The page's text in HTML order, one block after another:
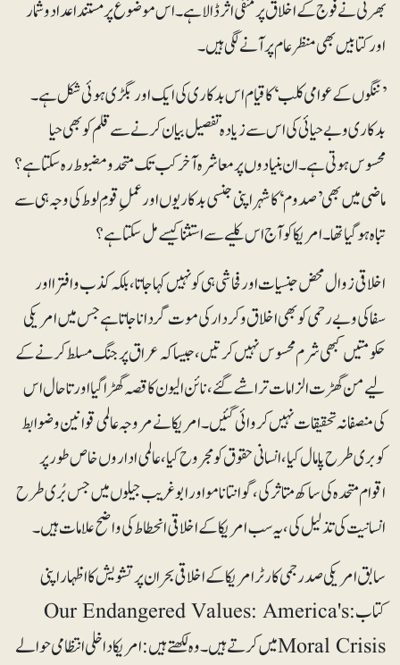
بھرتی نے فوج کے اخلاق پر منفی اثر ڈالا ہے۔ اس موضوع پر مستند اعداد و شمار
اور کتابیں بھی منظرعام پر آنے لگی ہیں۔
’ننگوں کے عوامی کلب‘ کا قیام اس بدکاری کی ایک اور بگڑی ہوئی شکل ہے۔
بدکاری و بے حیائی کی اس سے زیادہ تفصیل بیان کرنے سے قلم کو بھی حیا
محسوس ہوتی ہے۔ ان بنیادوں پر معاشرہ آخر کب تک متحد و مضبوط رہ سکتا ہے؟
ماضی میں بھی ’صدوم‘ کا شہر اپنی جنسی بدکاریوں اور عملِ قومِ لوط کی وجہ ہی سے
تباہ ہوگیاتھا۔ امریکا کو آج اس کلیے سے استثنا کیسے مل سکتا ہے؟
اخلاقی زوال محض جنسیات اور فحاشی ہی کو نہیں کہا جاتا، بلکہ کذب و افترا اور
سفاکی و بے رحمی کو بھی اخلاق و کردار کی موت گردانا جاتا ہے جس میں امریکی
حکومتیں کبھی شرم محسوس نہیں کرتیں، جیساکہ عراق پر جنگ مسلط کرنے کے
لیے من گھڑت الزامات تراشے گئے، نائن الیون کا قصہ گھڑا گیا اور تاحال اس
کی منصفانہ تحقیقات نہیں کروائی گئیں۔ امریکا نے مروجہ عالمی قوانین و ضوابط
کو بری طرح پامال کیا، انسانی حقوق کو مجروح کیا، عالمی اداروں خاص طور پر
اقوام متحدہ کی ساکھ متاثر کی، گوانتانامو اور ابوغریب جیلوں میں جس بُری طرح
انسانیت کی تذلیل کی، یہ سب امریکا کے اخلاقی انحطاط کی واضح علامات ہیں۔
سابق امریکی صدر جمی کارٹر امریکا کے اخلاقی بحران پر تشویش کا اظہار اپنی
کتاب: Our Endangered Values: America's
Moral Crisisمیں کرتے ہیں۔ وہ لکھتے ہیں: امریکا داخلی انتظامی حوالے